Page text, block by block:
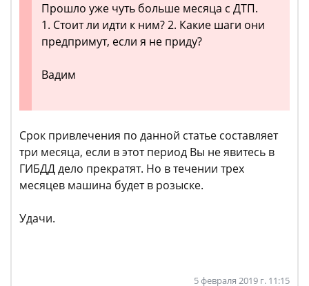
Прошло уже чуть больше месяца с ДТП.
1. Стоит ли идти к ним? 2. Какие шаги они
предпримут, если я не приду?
Вадим
Срок привлечения по данной статье составляет
три месяца, если в этот период Вы не явитесь в
ГИБДД дело прекратят. Но в течении трех
месяцев машина будет в розыске.
Удачи.
5 февраля 2019 г. 11:15